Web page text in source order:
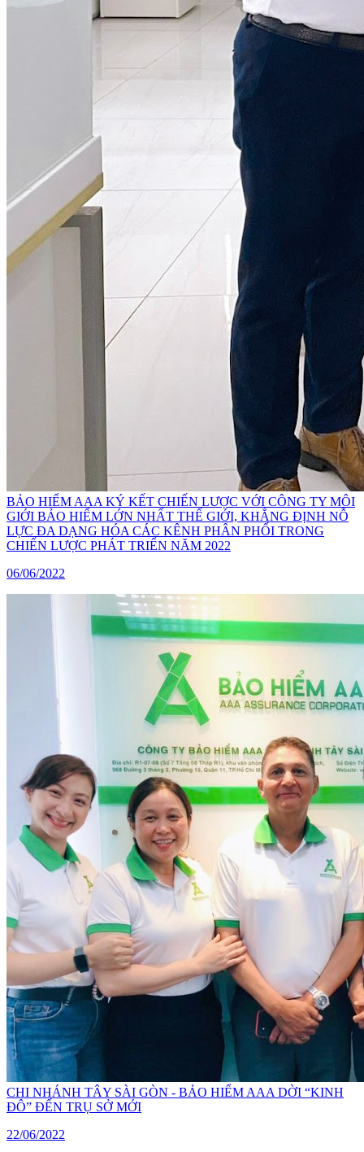
BẢO HIỂM AAA KÝ KẾT CHIẾN LƯỢC VỚI CÔNG TY MÔI
GIỚI BẢO HIỂM LỚN NHẤT THẾ GIỚI, KHẲNG ĐỊNH NỖ
LỰC ĐA DẠNG HÓA CÁC KÊNH PHÂN PHỐI TRONG
CHIẾN LƯỢC PHÁT TRIỂN NĂM 2022
06/06/2022
CHI NHÁNH TÂY SÀI GÒN - BẢO HIỂM AAA DỜI “KINH
ĐÔ” ĐẾN TRỤ SỞ MỚI
22/06/2022